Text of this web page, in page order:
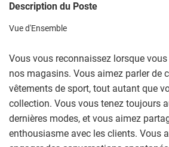
Description du Poste
Vue d'Ensemble
Vous vous reconnaissez lorsque
nos magasins. Vous aimez parler de
vêtements de sport, tout autant que
collection. Vous vous tenez toujours
dernières modes, et vous aimez
enthousiasme avec les clients. Vous